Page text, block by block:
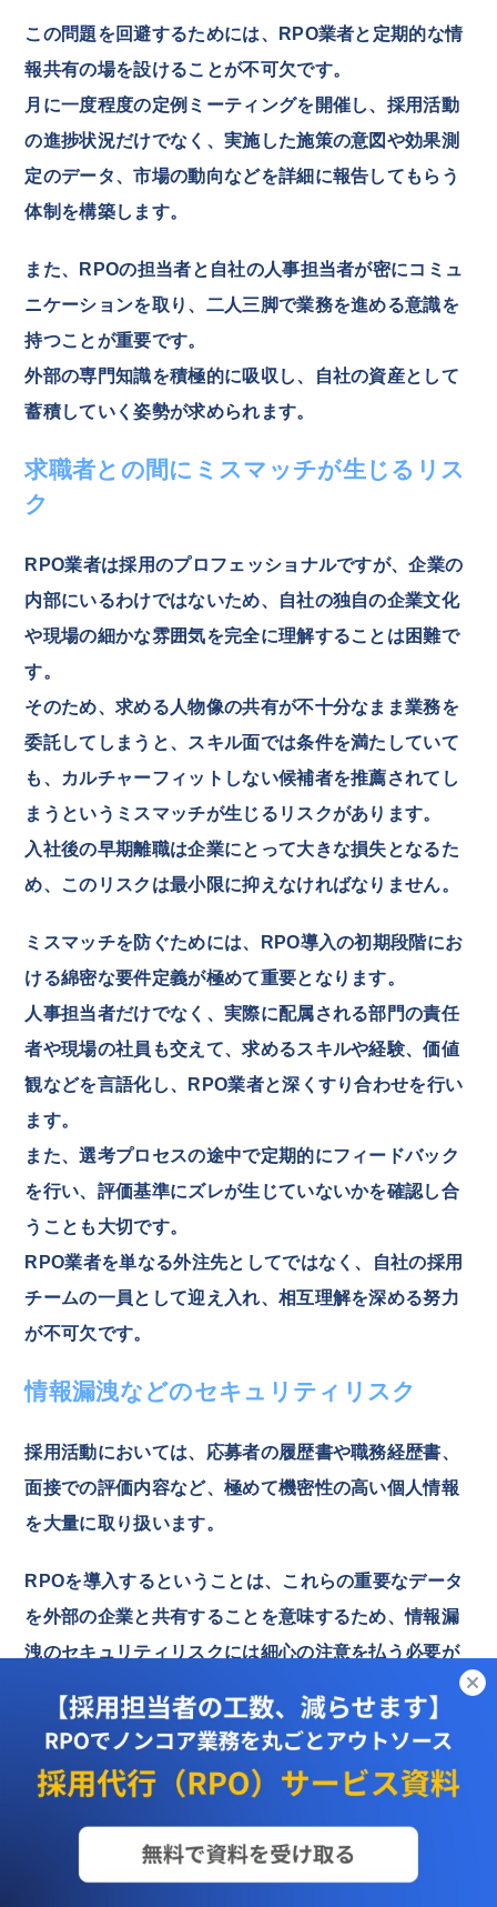
この問題を回避するためには、RPO業者と定期的な情
報共有の場を設けることが不可欠です。
月に一度程度の定例ミーティングを開催し、採用活動
の進捗状況だけでなく、実施した施策の意図や効果測
定のデータ、市場の動向などを詳細に報告してもらう
体制を構築します。
また、RPOの担当者と自社の人事担当者が密にコミュ
ニケーションを取り、二人三脚で業務を進める意識を
持つことが重要です。
外部の専門知識を積極的に吸収し、自社の資産として
蓄積していく姿勢が求められます。
求職者との間にミスマッチが生じるリス
ク
RPO業者は採用のプロフェッショナルですが、企業の
内部にいるわけではないため、自社の独自の企業文化
や現場の細かな雰囲気を完全に理解することは困難で
す。
そのため、求める人物像の共有が不十分なまま業務を
委託してしまうと、スキル面では条件を満たしていて
も、カルチャーフィットしない候補者を推薦されてし
まうというミスマッチが生じるリスクがあります。
入社後の早期離職は企業にとって大きな損失となるた
め、このリスクは最小限に抑えなければなりません。
ミスマッチを防ぐためには、RPO導入の初期段階にお
ける綿密な要件定義が極めて重要となります。
人事担当者だけでなく、実際に配属される部門の責任
者や現場の社員も交えて、求めるスキルや経験、価値
観などを言語化し、RPO業者と深くすり合わせを行い
ます。
また、選考プロセスの途中で定期的にフィードバック
を行い、評価基準にズレが生じていないかを確認し合
うことも大切です。
RPO業者を単なる外注先としてではなく、自社の採用
チームの一員として迎え入れ、相互理解を深める努力
が不可欠です。
情報漏洩などのセキュリティリスク
採用活動においては、応募者の履歴書や職務経歴書、
面接での評価内容など、極めて機密性の高い個人情報
を大量に取り扱います。
RPOを導入するということは、これらの重要なデータ
を外部の企業と共有することを意味するため、情報漏
洩のセキュリティリスクには細心の注意を払う必要が
万が一、個人情報が流出するような事態が発生すれ
かないダメージを受けることになります。
セキュリティリスクを軽減するためには、RPO業者の
選定時に情報管理体制を厳しくチェックすることが必